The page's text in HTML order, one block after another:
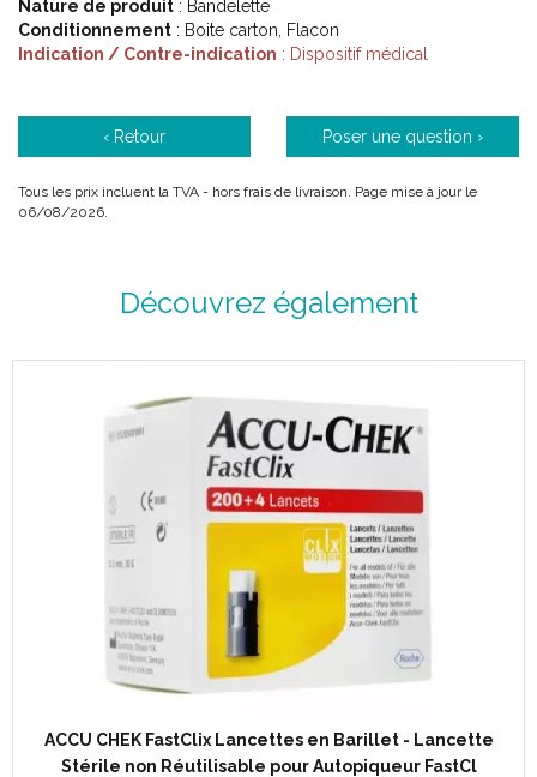
Nature de produit : Bandelette
Conditionnement : Boite carton, Flacon
Indication / Contre-indication : Dispositif médical
‹ Retour Poser une question ›
Tous les prix incluent la TVA - hors frais de livraison. Page mise à jour le
06/08/2026.
Découvrez également
ACCU CHEK FastClix Lancettes en Barillet - Lancette
Stérile non Réutilisable pour Autopiqueur FastCl